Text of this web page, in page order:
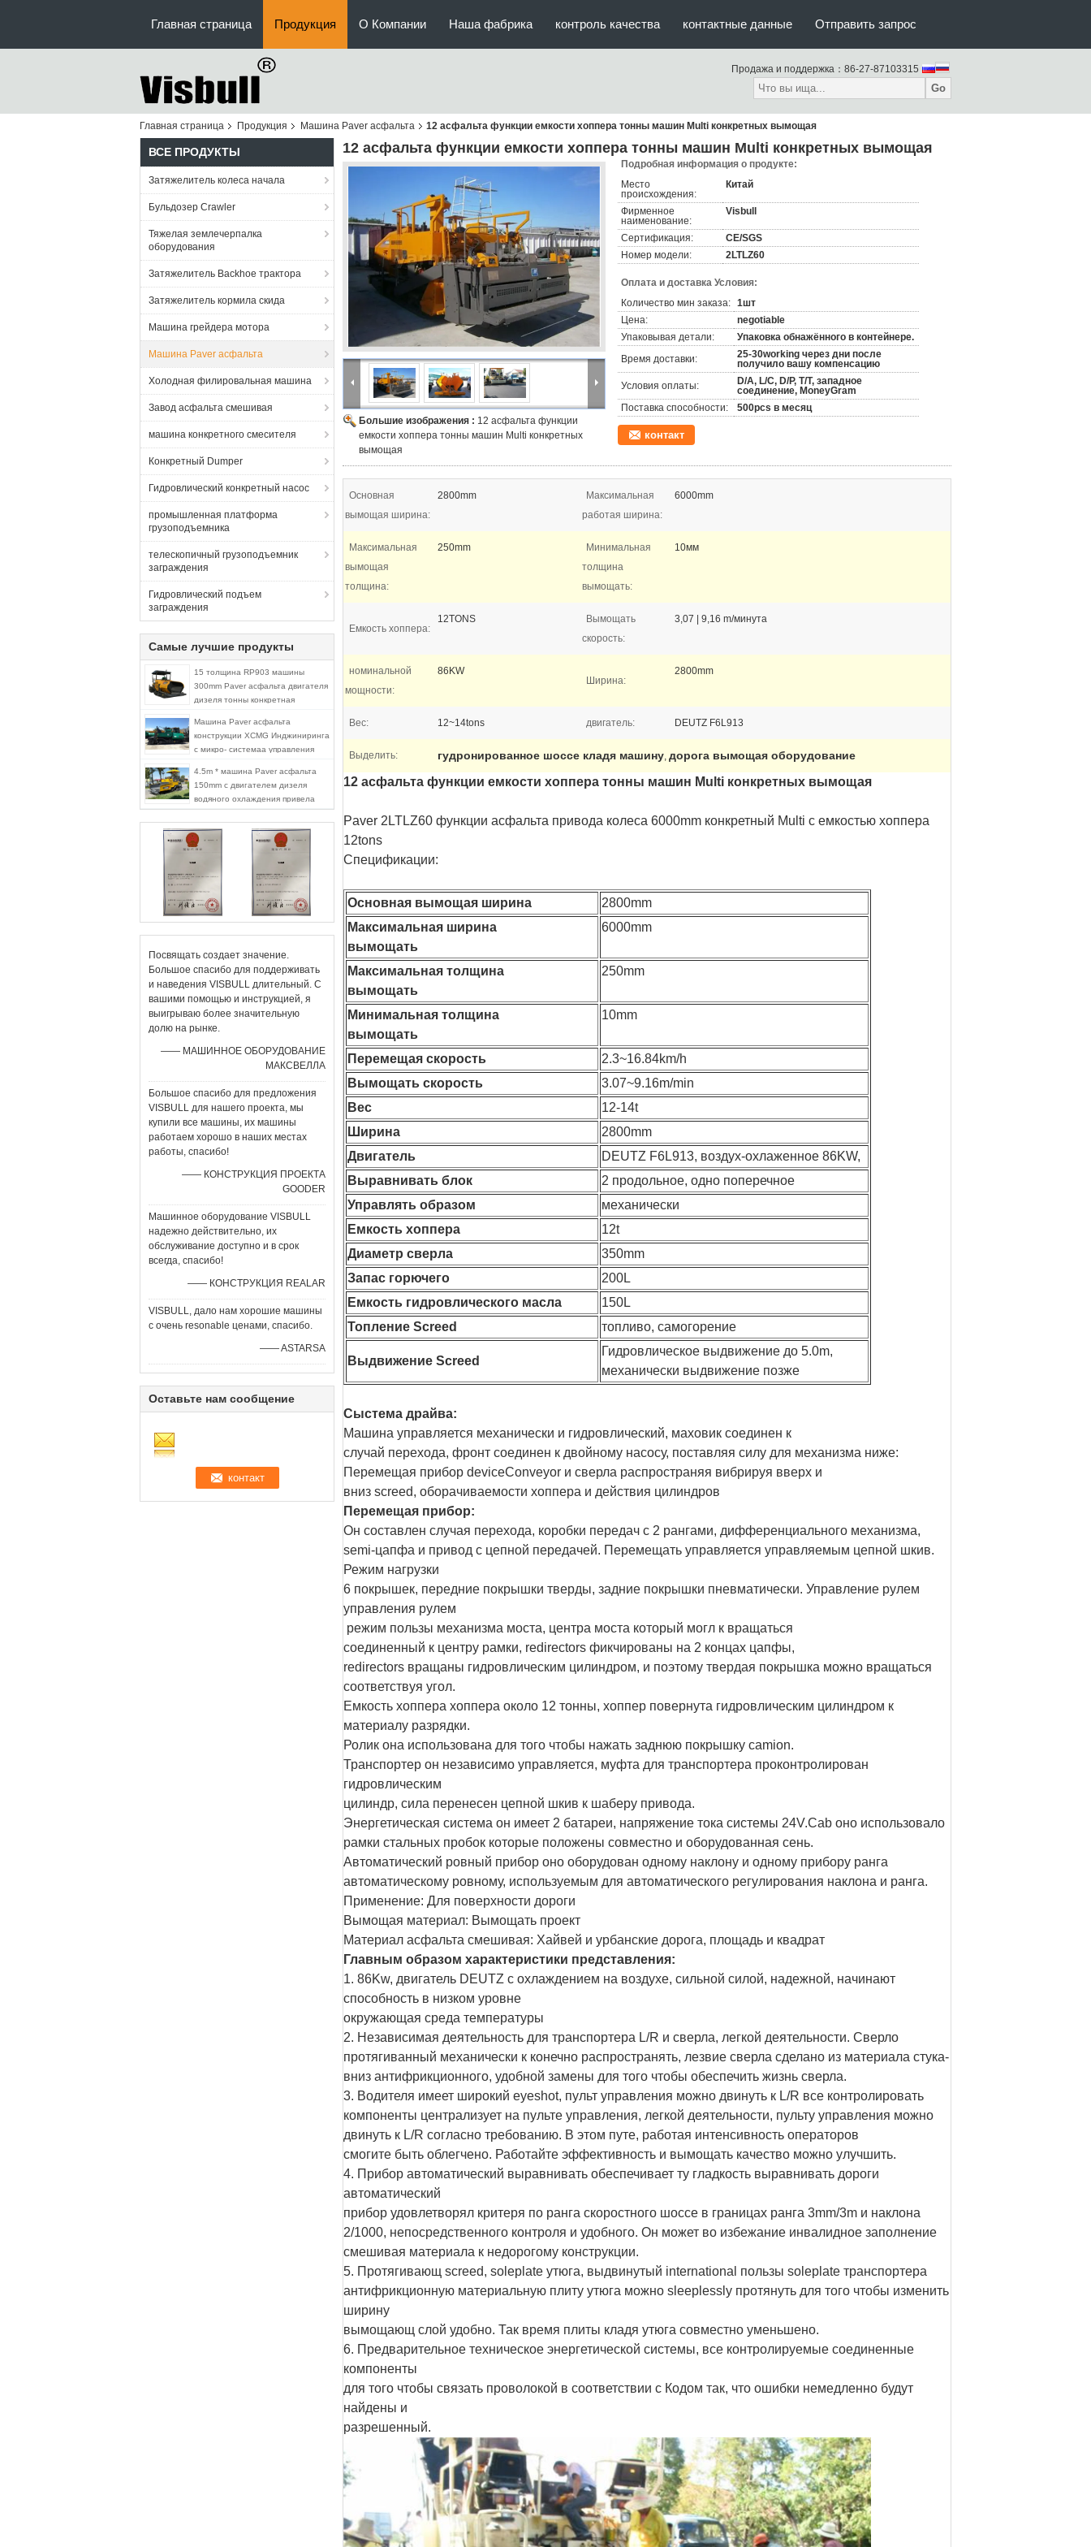
Главная страница Продукция О Компании Наша фабрика контроль качества контактные данные Отправить запрос
Продажа и поддержка： 86-27-87103315
Go
Главная страница Продукция Машина Paver асфальта 12 асфальта функции емкости хоппера тонны машин Multi конкретных вымощая
ВСЕ ПРОДУКТЫ
Затяжелитель колеса начала
Бульдозер Crawler
Тяжелая землечерпалка
оборудования
Затяжелитель Backhoe трактора
Затяжелитель кормила скида
Машина грейдера мотора
Машина Paver асфальта
Холодная филировальная машина
Завод асфальта смешивая
машина конкретного смесителя
Конкретный Dumper
Гидровлический конкретный насос
промышленная платформа
грузоподъемника
телескопичный грузоподъемник
заграждения
Гидровлический подъем
заграждения
Самые лучшие продукты
15 толщина RP903 машины
300mm Paver асфальта двигателя
дизеля тонны конкретная
Машина Paver асфальта
конструкции XCMG Инджиниринга
с микро- системаа управления
4.5m * машина Paver асфальта
150mm с двигателем дизеля
водяного охлаждения привела
70KW в действие
Посвящать создает значение.
Большое спасибо для поддерживать
и наведения VISBULL длительный. С
вашими помощью и инструкцией, я
выигрываю более значительную
долю на рынке.
—— МАШИННОЕ ОБОРУДОВАНИЕ
МАКСВЕЛЛА
Большое спасибо для предложения
VISBULL для нашего проекта, мы
купили все машины, их машины
работаем хорошо в наших местах
работы, спасибо!
—— КОНСТРУКЦИЯ ПРОЕКТА
GOODER
Машинное оборудование VISBULL
надежно действительно, их
обслуживание доступно и в срок
всегда, спасибо!
—— КОНСТРУКЦИЯ REALAR
VISBULL, дало нам хорошие машины
с очень resonable ценами, спасибо.
—— ASTARSA
Оставьте нам сообщение
12 асфальта функции емкости хоппера тонны машин Multi конкретных вымощая
Большие изображения : 12 асфальта функции
емкости хоппера тонны машин Multi конкретных
вымощая
Подробная информация о продукте:
Место
происхождения:
Китай
Фирменное
наименование:
Visbull
Сертификация:
CE/SGS
Номер модели:
2LTLZ60
Оплата и доставка Условия:
Количество мин заказа: 1шт
Цена:
negotiable
Упаковывая детали:
Упаковка обнажённого в контейнере.
Время доставки:
25-30working через дни после
получило вашу компенсацию
Условия оплаты:
D/A, L/C, D/P, T/T, западное
соединение, MoneyGram
Поставка способности:
500pcs в месяц
контакт
Основная
вымощая ширина:
2800mm
Максимальная
работая ширина:
6000mm
Максимальная
вымощая
толщина:
250mm
Минимальная
толщина
вымощать:
10мм
Емкость хоппера:
12TONS
Вымощать
скорость:
3,07 | 9,16 m/минута
номинальной
мощности:
86KW
Ширина:
2800mm
Вес: 12~14tons двигатель: DEUTZ F6L913
Выделить: гудронированное шоссе кладя машину, дорога вымощая оборудование
12 асфальта функции емкости хоппера тонны машин Multi конкретных вымощая
Paver 2LTLZ60 функции асфальта привода колеса 6000mm конкретный Multi с емкостью хоппера
12tons
Спецификации:
Основная вымощая ширина
2800mm
Максимальная ширина
вымощать
6000mm
Максимальная толщина
вымощать
250mm
Минимальная толщина
вымощать
10mm
Перемещая скорость
2.3~16.84km/h
Вымощать скорость
3.07~9.16m/min
Вес
12-14t
Ширина
2800mm
Двигатель
DEUTZ F6L913, воздух-охлаженное 86KW,
Выравнивать блок
2 продольное, одно поперечное
Управлять образом
механически
Емкость хоппера
12t
Диаметр сверла
350mm
Запас горючего
200L
Емкость гидровлического масла
150L
Топление Screed
топливо, самогорение
Выдвижение Screed
Гидровлическое выдвижение до 5.0m,
механически выдвижение позже
Сыстема драйва:
Машина управляется механически и гидровлический, маховик соединен к
случай перехода, фронт соединен к двойному насосу, поставляя силу для механизма ниже:
Перемещая прибор deviceConveyor и сверла распространяя вибрируя вверх и
вниз screed, оборачиваемости хоппера и действия цилиндров
Перемещая прибор:
Он составлен случая перехода, коробки передач с 2 рангами, дифференциального механизма,
semi-цапфа и привод с цепной передачей. Перемещать управляется управляемым цепной шкив.
Режим нагрузки
6 покрышек, передние покрышки тверды, задние покрышки пневматически. Управление рулем
управления рулем
режим пользы механизма моста, центра моста который могл к вращаться
соединенный к центру рамки, redirectors фикчированы на 2 концах цапфы,
redirectors вращаны гидровлическим цилиндром, и поэтому твердая покрышка можно вращаться
соответствуя угол.
Емкость хоппера хоппера около 12 тонны, хоппер повернута гидровлическим цилиндром к
материалу разрядки.
Ролик она использована для того чтобы нажать заднюю покрышку camion.
Транспортер он независимо управляется, муфта для транспортера проконтролирован
гидровлическим
цилиндр, сила перенесен цепной шкив к шаберу привода.
Энергетическая система он имеет 2 батареи, напряжение тока системы 24V.Cab оно использовало
рамки стальных пробок которые положены совместно и оборудованная сень.
Автоматический ровный прибор оно оборудован одному наклону и одному прибору ранга
автоматическому ровному, используемым для автоматического регулирования наклона и ранга.
Применение: Для поверхности дороги
Вымощая материал: Вымощать проект
Материал асфальта смешивая: Хайвей и урбанские дорога, площадь и квадрат
Главным образом характеристики представления:
1. 86Kw, двигатель DEUTZ с охлаждением на воздухе, сильной силой, надежной, начинают
способность в низком уровне
окружающая среда температуры
2. Независимая деятельность для транспортера L/R и сверла, легкой деятельности. Сверло
протягиванный механически к конечно распространять, лезвие сверла сделано из материала стука-
вниз антифрикционного, удобной замены для того чтобы обеспечить жизнь сверла.
3. Водителя имеет широкий eyeshot, пульт управления можно двинуть к L/R все контролировать
компоненты централизует на пульте управления, легкой деятельности, пульту управления можно
двинуть к L/R согласно требованию. В этом путе, работая интенсивность операторов
смогите быть облегчено. Работайте эффективность и вымощать качество можно улучшить.
4. Прибор автоматический выравнивать обеспечивает ту гладкость выравнивать дороги
автоматический
прибор удовлетворял критеря по ранга скоростного шоссе в границах ранга 3mm/3m и наклона
2/1000, непосредственного контроля и удобного. Он может во избежание инвалидное заполнение
смешивая материала к недорогому конструкции.
5. Протягивающ screed, soleplate утюга, выдвинутый international пользы soleplate транспортера
антифрикционную материальную плиту утюга можно sleeplessly протянуть для того чтобы изменить
ширину
вымощающ слой удобно. Так время плиты кладя утюга совместно уменьшено.
6. Предварительное техническое энергетической системы, все контролируемые соединенные
компоненты
для того чтобы связать проволокой в соответствии с Кодом так, что ошибки немедленно будут
найдены и
разрешенный.